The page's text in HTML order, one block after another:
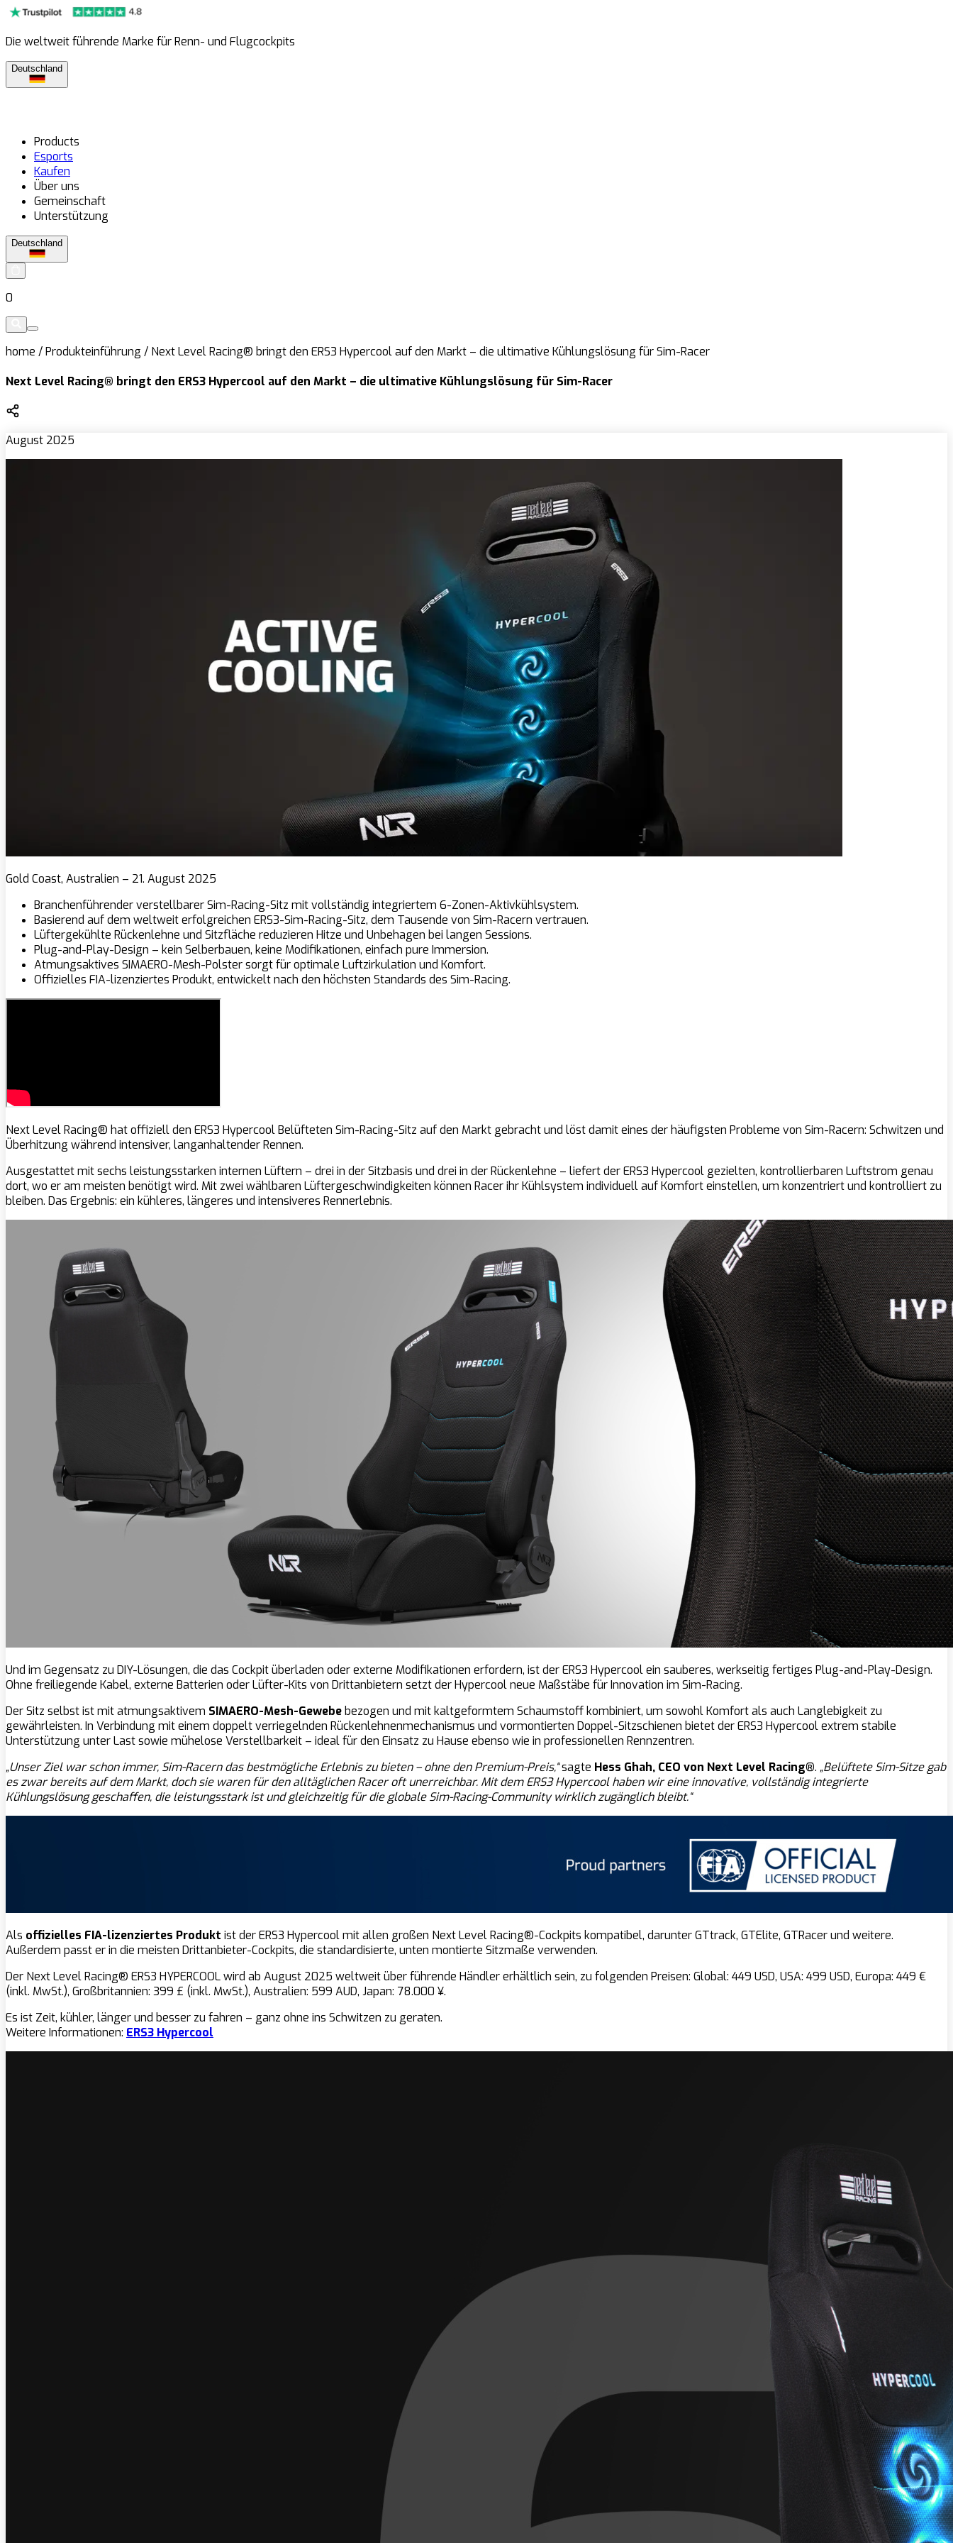
Die weltweit führende Marke für Renn- und Flugcockpits
Deutschland
Products
Esports
Kaufen
Über uns
Gemeinschaft
Unterstützung
Deutschland
0
home /Produkteinführung / Next Level Racing® bringt den ERS3 Hypercool auf den Markt – die ultimative Kühlungslösung für Sim-Racer
Next Level Racing® bringt den ERS3 Hypercool auf den Markt – die ultimative Kühlungslösung für Sim-Racer
August 2025
Gold Coast, Australien – 21. August 2025
Branchenführender verstellbarer Sim-Racing-Sitz mit vollständig integriertem 6-Zonen-Aktivkühlsystem.
Basierend auf dem weltweit erfolgreichen ERS3-Sim-Racing-Sitz, dem Tausende von Sim-Racern vertrauen.
Lüftergekühlte Rückenlehne und Sitzfläche reduzieren Hitze und Unbehagen bei langen Sessions.
Plug-and-Play-Design – kein Selberbauen, keine Modifikationen, einfach pure Immersion.
Atmungsaktives SIMAERO-Mesh-Polster sorgt für optimale Luftzirkulation und Komfort.
Offizielles FIA-lizenziertes Produkt, entwickelt nach den höchsten Standards des Sim-Racing.
Next Level Racing® hat offiziell den ERS3 Hypercool Belüfteten Sim-Racing-Sitz auf den Markt gebracht und löst damit eines der häufigsten Probleme von Sim-Racern: Schwitzen und
Überhitzung während intensiver, langanhaltender Rennen.
Ausgestattet mit sechs leistungsstarken internen Lüftern – drei in der Sitzbasis und drei in der Rückenlehne – liefert der ERS3 Hypercool gezielten, kontrollierbaren Luftstrom genau
dort, wo er am meisten benötigt wird. Mit zwei wählbaren Lüftergeschwindigkeiten können Racer ihr Kühlsystem individuell auf Komfort einstellen, um konzentriert und kontrolliert zu
bleiben. Das Ergebnis: ein kühleres, längeres und intensiveres Rennerlebnis.
Und im Gegensatz zu DIY-Lösungen, die das Cockpit überladen oder externe Modifikationen erfordern, ist der ERS3 Hypercool ein sauberes, werkseitig fertiges Plug-and-Play-Design.
Ohne freiliegende Kabel, externe Batterien oder Lüfter-Kits von Drittanbietern setzt der Hypercool neue Maßstäbe für Innovation im Sim-Racing.
Der Sitz selbst ist mit atmungsaktivem SIMAERO-Mesh-Gewebebezogen und mit kaltgeformtem Schaumstoff kombiniert, um sowohl Komfort als auch Langlebigkeit zu
gewährleisten. In Verbindung mit einem doppelt verriegelnden Rückenlehnenmechanismus und vormontierten Doppel-Sitzschienen bietet der ERS3 Hypercool extrem stabile
Unterstützung unter Last sowie mühelose Verstellbarkeit – ideal für den Einsatz zu Hause ebenso wie in professionellen Rennzentren.
„Unser Ziel war schon immer, Sim-Racern das bestmögliche Erlebnis zu bieten – ohne den Premium-Preis,“sagte Hess Ghah, CEO von Next Level Racing®. „Belüftete Sim-Sitze gab
es zwar bereits auf dem Markt, doch sie waren für den alltäglichen Racer oft unerreichbar. Mit dem ERS3 Hypercool haben wir eine innovative, vollständig integrierte
Kühlungslösung geschaffen, die leistungsstark ist und gleichzeitig für die globale Sim-Racing-Community wirklich zugänglich bleibt.“
Als offizielles FIA-lizenziertes Produkt ist der ERS3 Hypercool mit allen großen Next Level Racing®-Cockpits kompatibel, darunter GTtrack, GTElite, GTRacer und weitere.
Außerdem passt er in die meisten Drittanbieter-Cockpits, die standardisierte, unten montierte Sitzmaße verwenden.
Der Next Level Racing® ERS3 HYPERCOOL wird ab August 2025 weltweit über führende Händler erhältlich sein, zu folgenden Preisen: Global: 449 USD, USA: 499 USD, Europa: 449 €
(inkl. MwSt.), Großbritannien: 399 £ (inkl. MwSt.), Australien: 599 AUD, Japan: 78.000 ¥.
Es ist Zeit, kühler, länger und besser zu fahren – ganz ohne ins Schwitzen zu geraten.
Weitere Informationen: ERS3 Hypercool